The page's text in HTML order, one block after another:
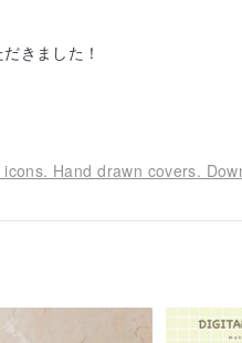
きました！
Hand drawn covers.